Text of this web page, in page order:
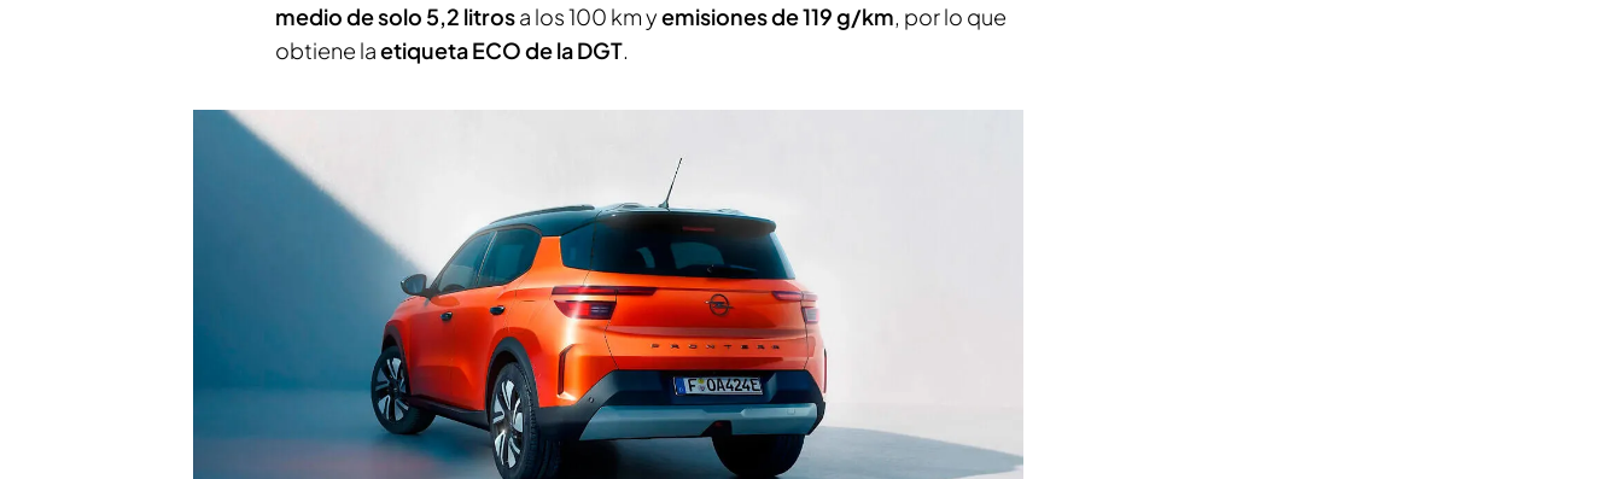
medio de solo 5,2 litrosa los 100 km yemisiones de 119 g/km, por lo que
obtiene laetiqueta ECO de la DGT.